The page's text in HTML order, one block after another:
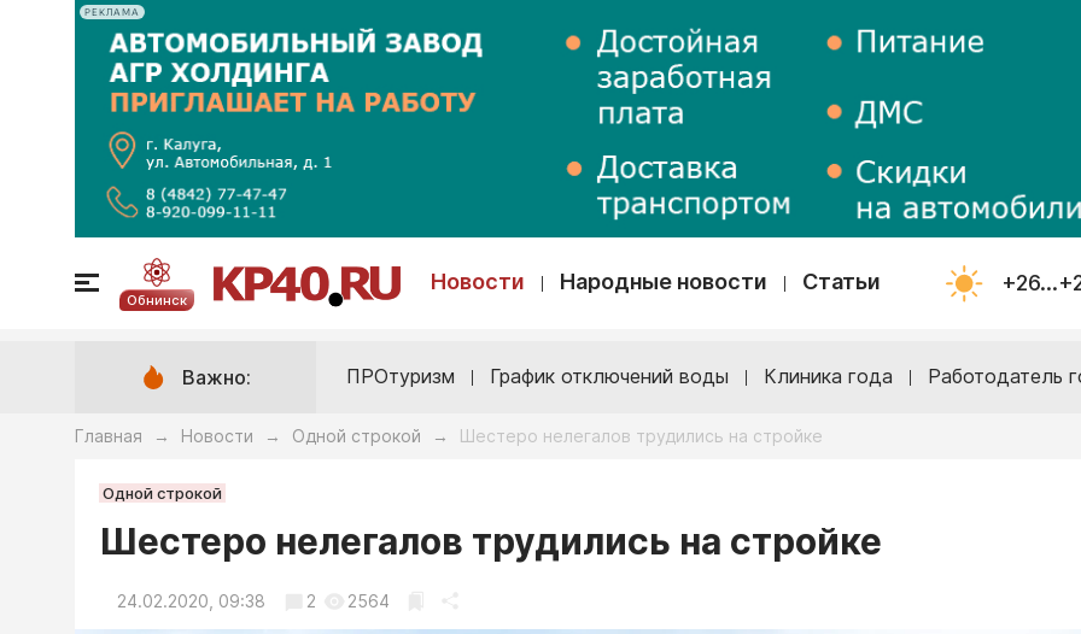
РЕКЛАМА
Обнинск
Новости Народные новости Статьи
Важно: ПРОтуризм График отключений воды Клиника года Работодатель
Главная → Новости → Одной строкой → Шестеро нелегалов трудились на стройке
Одной строкой
Шестеро нелегалов трудились на стройке
24.02.2020, 09:38 2 2564